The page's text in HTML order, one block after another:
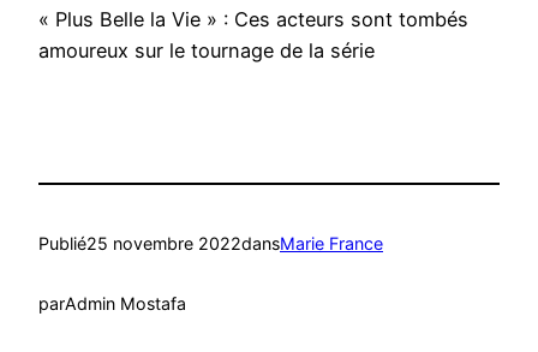
« Plus Belle la Vie » : Ces acteurs sont tombés
amoureux sur le tournage de la série
Publié25 novembre 2022dansMarie France
parAdmin Mostafa